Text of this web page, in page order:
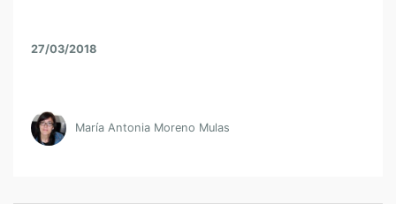
27/03/2018
María Antonia Moreno Mulas